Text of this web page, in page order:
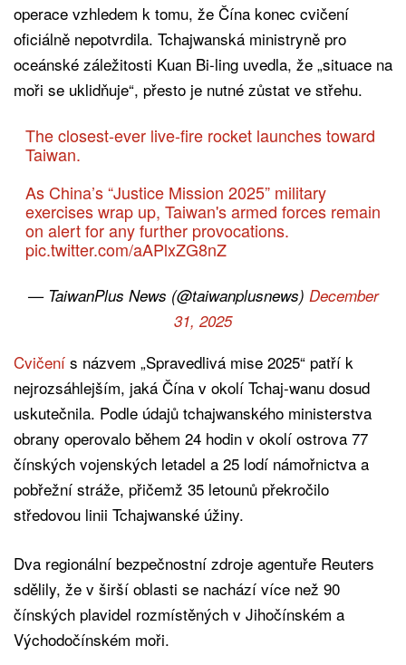
operace vzhledem k tomu, že Čína konec cvičení
oficiálně nepotvrdila. Tchajwanská ministryně pro
oceánské záležitosti Kuan Bi-ling uvedla, že „situace na
moři se uklidňuje“, přesto je nutné zůstat ve střehu.
The closest-ever live-fire rocket launches toward
Taiwan.
As China’s “Justice Mission 2025” military
exercises wrap up, Taiwan's armed forces remain
on alert for any further provocations.
pic.twitter.com/aAPlxZG8nZ
— TaiwanPlus News (@taiwanplusnews) December
31, 2025
Cvičení s názvem „Spravedlivá mise 2025“ patří k
nejrozsáhlejším, jaká Čína v okolí Tchaj-wanu dosud
uskutečnila. Podle údajů tchajwanského ministerstva
obrany operovalo během 24 hodin v okolí ostrova 77
čínských vojenských letadel a 25 lodí námořnictva a
pobřežní stráže, přičemž 35 letounů překročilo
středovou linii Tchajwanské úžiny.
Dva regionální bezpečnostní zdroje agentuře Reuters
sdělily, že v širší oblasti se nachází více než 90
čínských plavidel rozmístěných v Jihočínském a
Východočínském moři.